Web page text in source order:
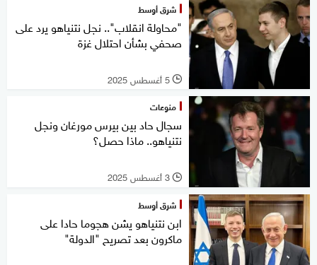
شرق أوسط
"محاولة انقلاب".. نجل نتنياهو يرد على
صحفي بشأن احتلال غزة
l 5 أغسطس 2025
منوعات
سجال حاد بين بيرس مورغان ونجل
نتنياهو.. ماذا حصل؟
l 3 أغسطس 2025
شرق أوسط
ابن نتنياهو يشن هجوما حادا على
ماكرون بعد تصريح "الدولة"